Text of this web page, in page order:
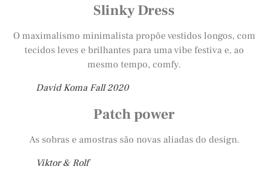
Slinky Dress
O maximalismo minimalista propõe vestidos longos, com
tecidos leves e brilhantes para uma vibe festiva e, ao
mesmo tempo, comfy.
David Koma Fall 2020
Patch power
As sobras e amostras são novas aliadas do design.
Viktor & Rolf